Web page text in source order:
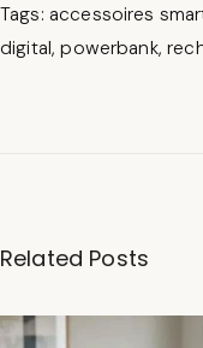
Tags: accessoires
digital,powerbank,
p
d
Related Posts